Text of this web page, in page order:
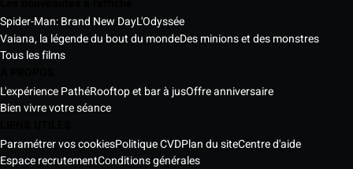
Spider-Man: Brand New DayL'Odyssée
Vaiana, la légende du bout du mondeDes minions et des monstres
Tous les films
L'expérience PathéRooftop et bar à jusOffre anniversaire
Bien vivre votre séance
Paramétrer vos cookiesPolitique CVDPlan du siteCentre d'aide
Espace recrutementConditions générales